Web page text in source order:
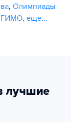
, Олимпиады
, еще...
лучшие